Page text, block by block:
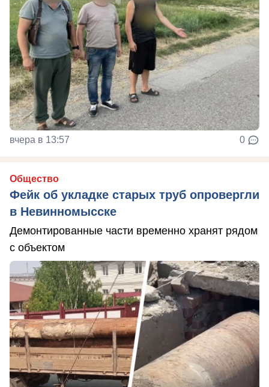
вчера в 13:57 0
Общество
Фейк об укладке старых труб опровергли
в Невинномысске
Демонтированные части временно хранят рядом
с объектом